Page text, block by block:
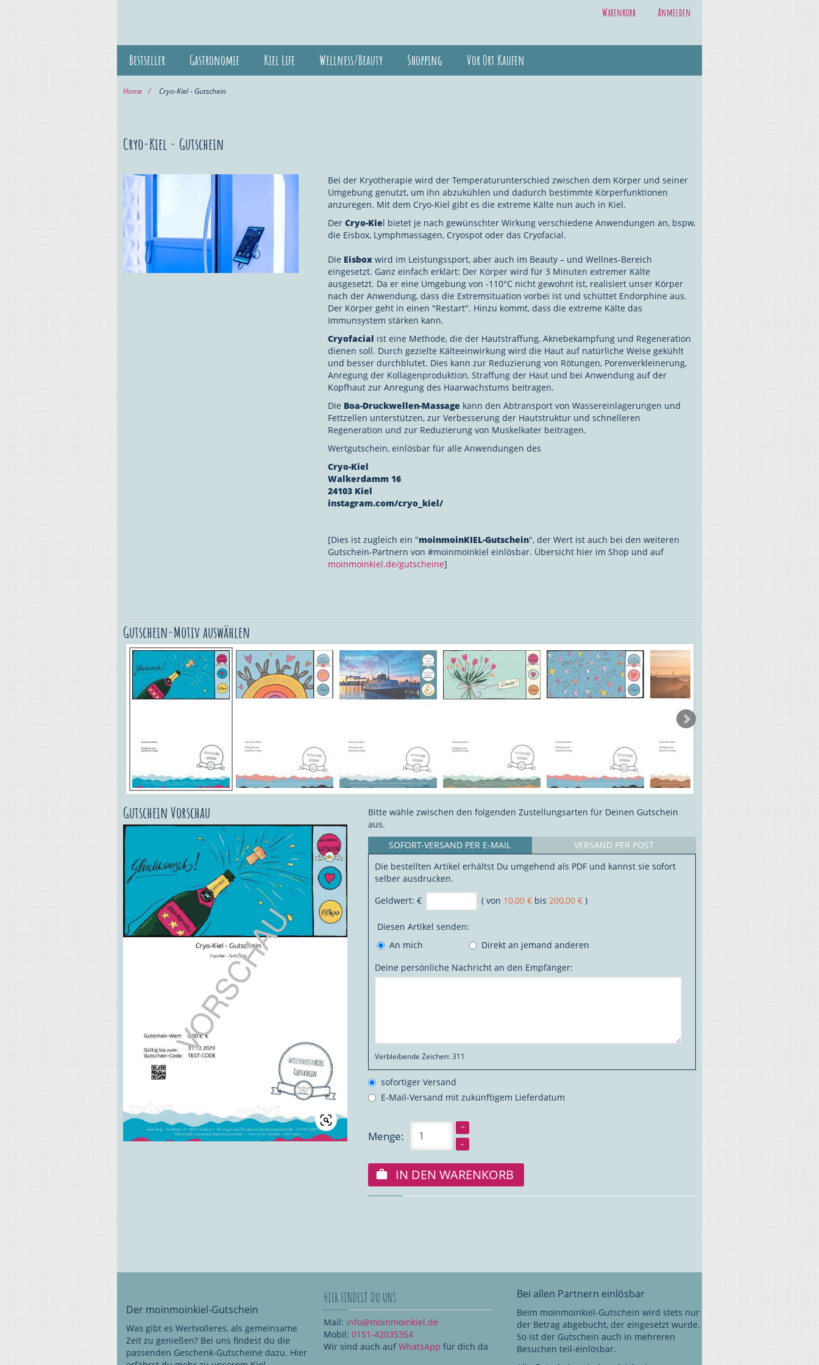
Warenkorb Anmelden
Bestseller Gastronomie Kiel Life Wellness/Beauty Shopping Vor Ort Kaufen
Home Cryo-Kiel - Gutschein
Cryo-Kiel - Gutschein
Bei der Kryotherapie wird der Temperaturunterschied zwischen dem Körper und seiner
Umgebung genutzt, um ihn abzukühlen und dadurch bestimmte Körperfunktionen
anzuregen. Mit dem Cryo-Kiel gibt es die extreme Kälte nun auch in Kiel.
Der Cryo-Kiel bietet je nach gewünschter Wirkung verschiedene Anwendungen an, bspw.
die Eisbox, Lymphmassagen, Cryospot oder das Cryofacial.
Die Eisbox wird im Leistungssport, aber auch im Beauty – und Wellnes-Bereich
eingesetzt. Ganz einfach erklärt: Der Körper wird für 3 Minuten extremer Kälte
ausgesetzt. Da er eine Umgebung von -110°C nicht gewohnt ist, realisiert unser Körper
nach der Anwendung, dass die Extremsituation vorbei ist und schüttet Endorphine aus.
Der Körper geht in einen "Restart". Hinzu kommt, dass die extreme Kälte das
Immunsystem stärken kann.
Cryofacial ist eine Methode, die der Hautstraffung, Aknebekämpfung und Regeneration
dienen soll. Durch gezielte Kälteeinwirkung wird die Haut auf natürliche Weise gekühlt
und besser durchblutet. Dies kann zur Reduzierung von Rötungen, Porenverkleinerung,
Anregung der Kollagenproduktion, Straffung der Haut und bei Anwendung auf der
Kopfhaut zur Anregung des Haarwachstums beitragen.
Die Boa-Druckwellen-Massage kann den Abtransport von Wassereinlagerungen und
Fettzellen unterstützen, zur Verbesserung der Hautstruktur und schnelleren
Regeneration und zur Reduzierung von Muskelkater beitragen.
Wertgutschein, einlösbar für alle Anwendungen des
Cryo-Kiel
Walkerdamm 16
24103 Kiel
instagram.com/cryo_kiel/
[Dies ist zugleich ein "moinmoinKIEL-Gutschein", der Wert ist auch bei den weiteren
Gutschein-Partnern von #moinmoinkiel einlösbar. Übersicht hier im Shop und auf
moinmoinkiel.de/gutscheine]
Gutschein-Motiv auswählen
Gutschein Vorschau
Bitte wähle zwischen den folgenden Zustellungsarten für Deinen Gutschein
aus.
SOFORT-VERSAND PER E-MAIL
VERSAND PER POST
Die bestellten Artikel erhältst Du umgehend als PDF und kannst sie sofort
selber ausdrucken.
Geldwert: € ( von 10,00 €bis 200,00 €)
Diesen Artikel senden:
An mich
Direkt an jemand anderen
Deine persönliche Nachricht an den Empfänger:
Verbleibende Zeichen:311
sofortiger Versand
E-Mail-Versand mit zukünftigem Lieferdatum
Menge:
IN DEN WARENKORB
Der moinmoinkiel-Gutschein
Was gibt es Wertvolleres, als gemeinsame
Zeit zu genießen? Bei uns findest du die
passenden Geschenk-Gutscheine dazu. Hier
HIER FINDEST DU UNS
Mail: info@moinmoinkiel.de
Mobil:0151-42035354
Wir sind auch aufWhatsApp für dich da
Bei allen Partnern einlösbar
Beim moinmoinkiel-Gutschein wird stets nur
der Betrag abgebucht, der eingesetzt wurde.
So ist der Gutschein auch in mehreren
Besuchen teil-einlösbar.